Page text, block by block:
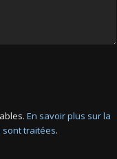
En savoir plus sur la
sont traitées.